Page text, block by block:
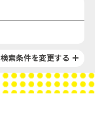
検索条件を変更する